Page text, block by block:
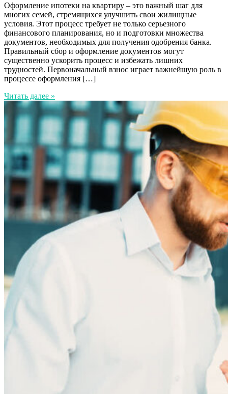
Оформление ипотеки на квартиру – это важный шаг для
многих семей, стремящихся улучшить свои жилищные
условия. Этот процесс требует не только серьезного
финансового планирования, но и подготовки множества
документов, необходимых для получения одобрения банка.
Правильный сбор и оформление документов могут
существенно ускорить процесс и избежать лишних
трудностей. Первоначальный взнос играет важнейшую роль в
процессе оформления […]
Читать далее »